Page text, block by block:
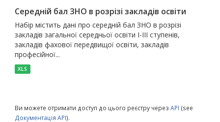
Середній бал ЗНО в розрізі закладів освіти
Набір містить дані про середній бал ЗНО в розрізі
закладів загальної середньої освіти І-ІІІ ступенів,
закладів фахової передвищої освіти, закладів
професійної...
XLS
Ви можете отримати доступ до цього реєстру через API (see
Документація API).